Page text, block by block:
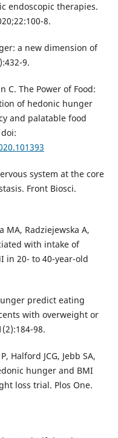
endoscopic therapies.
8.
a new dimension of
9.
C. The Power of Food:
of hedonic hunger
and palatable food
system at the core
Front Biosci.
MA, Radziejewska A,
with intake of
in 20- to 40-year-old
predict eating
with overweight or
98.
Halford JCG, Jebb SA,
hunger and BMI
loss trial. Plos One.